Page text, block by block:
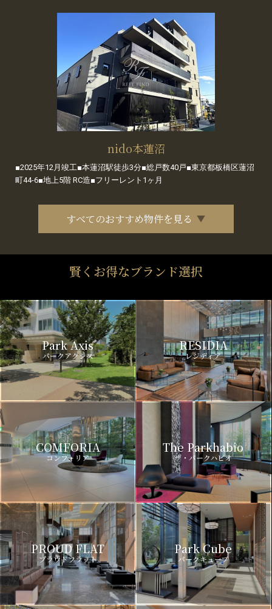
nido本蓮沼
■2025年12月竣工■本蓮沼駅徒歩3分■総戸数40戸■東京都板橋区蓮沼
町44-6■地上5階 RC造■フリーレント1ヶ月
すべてのおすすめ物件を見る
賢くお得なブランド選択
Park Axis
パークアクシス
RESIDIA
レジディア
COMFORIA
コンフォリア
The Parkhabio
ザ・パークハビオ
PROUD FLAT
プラウドフラット
Park Cube
パークキューブ